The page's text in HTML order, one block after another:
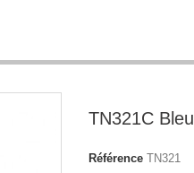
TN321C Bleu
Référence TN321